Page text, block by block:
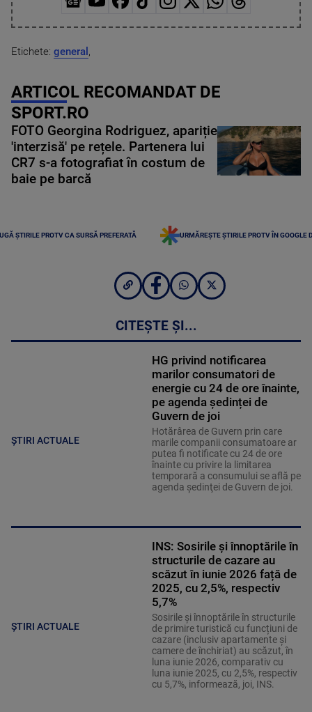
Etichete: general ,
ARTICOL RECOMANDAT DE
SPORT.RO
FOTO Georgina Rodriguez, apariție
'interzisă' pe rețele. Partenera lui
CR7 s-a fotografiat în costum de
baie pe barcă
ȘTIRILE PROTV CA SURSĂ PREFERATĂ URMĂREȘTE ȘTIRILE PROTV ÎN GOOGLE
CITEȘTE ȘI...
ȘTIRI ACTUALE
HG privind notificarea
marilor consumatori de
energie cu 24 de ore înainte,
pe agenda ședinței de
Guvern de joi
Hotărârea de Guvern prin care
marile companii consumatoare ar
putea fi notificate cu 24 de ore
înainte cu privire la limitarea
temporară a consumului se află pe
agenda şedinţei de Guvern de joi.
ȘTIRI ACTUALE
INS: Sosirile și înnoptările în
structurile de cazare au
scăzut în iunie 2026 față de
2025, cu 2,5%, respectiv
5,7%
Sosirile și înnoptările în structurile
de primire turistică cu funcțiuni de
cazare (inclusiv apartamente și
camere de închiriat) au scăzut, în
luna iunie 2026, comparativ cu
luna iunie 2025, cu 2,5%, respectiv
cu 5,7%, informează, joi, INS.